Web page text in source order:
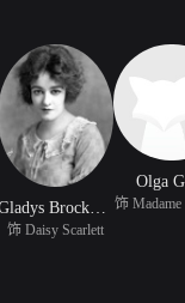
饰 Daisy Scarlett
Olga
饰 Madame